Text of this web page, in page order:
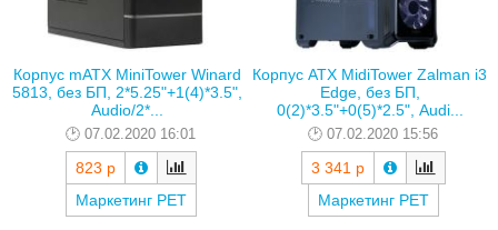
Корпус mATX MiniTower Winard
5813, без БП, 2*5.25"+1(4)*3.5",
Audio/2*...
07.02.2020 16:01
823 р
Маркетинг РЕТ
Корпус ATX MidiTower Zalman i3
Edge, без БП,
0(2)*3.5"+0(5)*2.5", Audi...
07.02.2020 15:56
3 341 р
Маркетинг РЕТ